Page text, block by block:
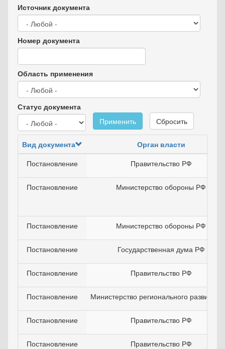
Источник документа
Номер документа
Область применения
Статус документа
Применить
Сбросить
Вид документа
Орган власти
Постановление
Правительство РФ
Постановление Министерство обороны РФ
Постановление Министерство обороны РФ
Постановление Государственная дума РФ
Постановление Правительство РФ
Постановление Министерство регионального развития
Постановление Правительство РФ
Постановление Правительство РФ